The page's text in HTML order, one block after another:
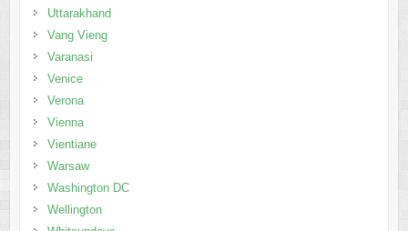
Uttarakhand
Vang Vieng
Varanasi
Venice
Verona
Vienna
Vientiane
Warsaw
Washington DC
Wellington